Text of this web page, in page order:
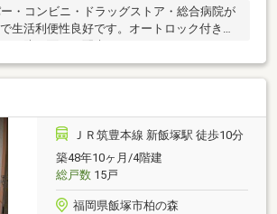
・コンビニ・ドラッグストア・総合病院が
生活利便性良好です。オートロック付きマ
ＪＲ筑豊本線 新飯塚駅 徒歩10分
築48年10ヶ月/4階建
総戸数15戸
福岡県飯塚市柏の森